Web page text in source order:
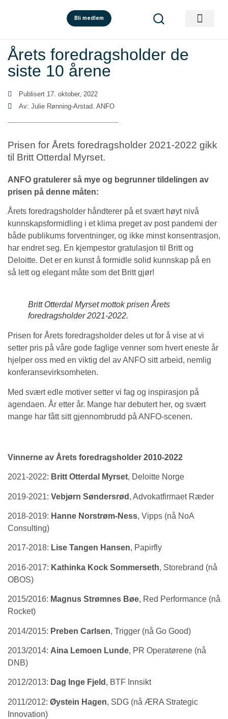
Bli medlem
Årets foredragsholder de
siste 10 årene
Publisert 17. oktober, 2022
Av: Julie Rønning-Arstad. ANFO
Prisen for Årets foredragsholder 2021-2022 gikk
til Britt Otterdal Myrset.
ANFO gratulerer så mye og begrunner tildelingen av
prisen på denne måten:
Årets foredragsholder håndterer på et svært høyt nivå
kunnskapsformidling i et klima preget av post pandemi der
både publikums forventninger, og ikke minst konsentrasjon,
har endret seg. En kjempestor gratulasjon til Britt og
Deloitte. Det er en kunst å formidle solid kunnskap på en
så lett og elegant måte som det Britt gjør!
Britt Otterdal Myrset mottok prisen Årets
foredragsholder 2021-2022.
Prisen for Årets foredragsholder deles ut for å vise at vi
setter pris på våre gode faglige venner som hvert eneste år
hjelper oss med en viktig del av ANFO sitt arbeid, nemlig
konferansevirksomheten.
Med svært edle motiver setter vi fag og inspirasjon på
agendaen. År etter år. Mange har debutert her, og svært
mange har fått sitt gjennombrudd på ANFO-scenen.
Vinnerne av Årets foredragsholder 2010-2022
2021-2022: Britt Otterdal Myrset, Deloitte Norge
2019-2021: Vebjørn Søndersrød , Advokatfirmaet Ræder
2018-2019: Hanne Norstrøm-Ness, Vipps (nå NoA
Consulting)
2017-2018: Lise Tangen Hansen, Papirfly
2016-2017: Kathinka Kock Sommerseth, Storebrand (nå
OBOS)
2015/2016: Magnus Strømnes Bøe, Red Performance (nå
Rocket)
2014/2015: Preben Carlsen, Trigger (nå Go Good)
2013/2014: Aina Lemoen Lunde, PR Operatørene (nå
DNB)
2012/2013: Dag Inge Fjeld , BTF Innsikt
2011/2012: Øystein Hagen, SDG (nå ÆRA Strategic
Innovation)